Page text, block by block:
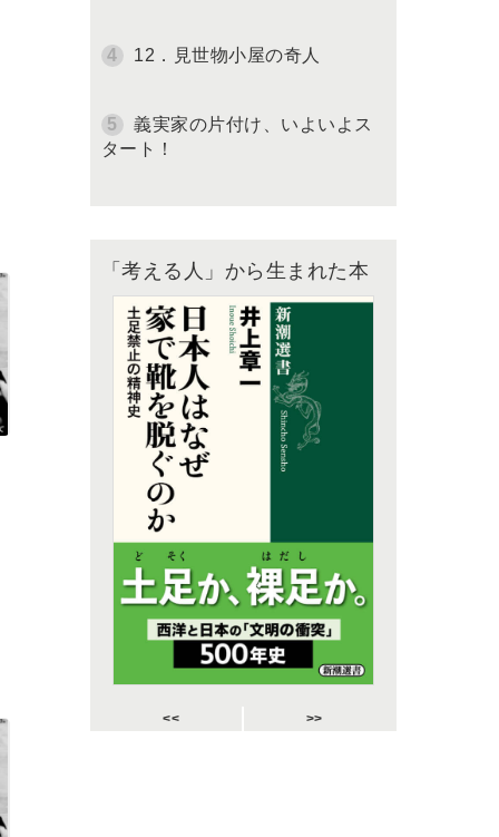
12．見世物小屋の奇人
義実家の片付け、いよいよス
タート！
「考える人」から生まれた本
<< >>